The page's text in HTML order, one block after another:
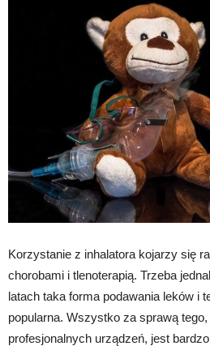
Korzystanie z inhalatora kojarzy się
chorobami i tlenoterapią. Trzeba
latach taka forma podawania leków i
popularna. Wszystko za sprawą
profesjonalnych urządzeń, jest